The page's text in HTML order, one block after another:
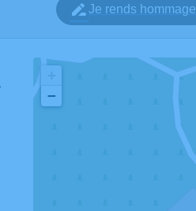
Je rends hommage
−